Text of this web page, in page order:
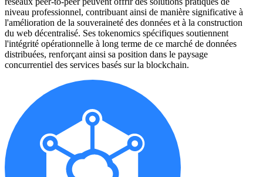
niveau professionnel, contribuant ainsi de manière significative à
l'amélioration de la souveraineté des données et à la construction
du web décentralisé. Ses tokenomics spécifiques soutiennent
l'intégrité opérationnelle à long terme de ce marché de données
distribuées, renforçant ainsi sa position dans le paysage
concurrentiel des services basés sur la blockchain.